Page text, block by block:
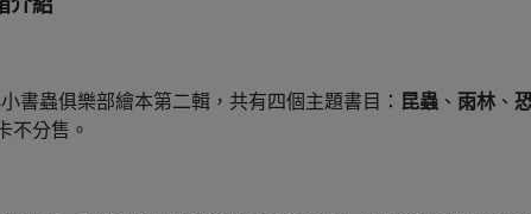
介紹
書蟲俱樂部繪本第二輯，共有四個主題書目： 昆蟲 、 雨林 、
不分售。